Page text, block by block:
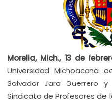
Morelia, Mich., 13 de
Universidad Michoacana
Salvador Jara Guerrero
Sindicato de Profesores de